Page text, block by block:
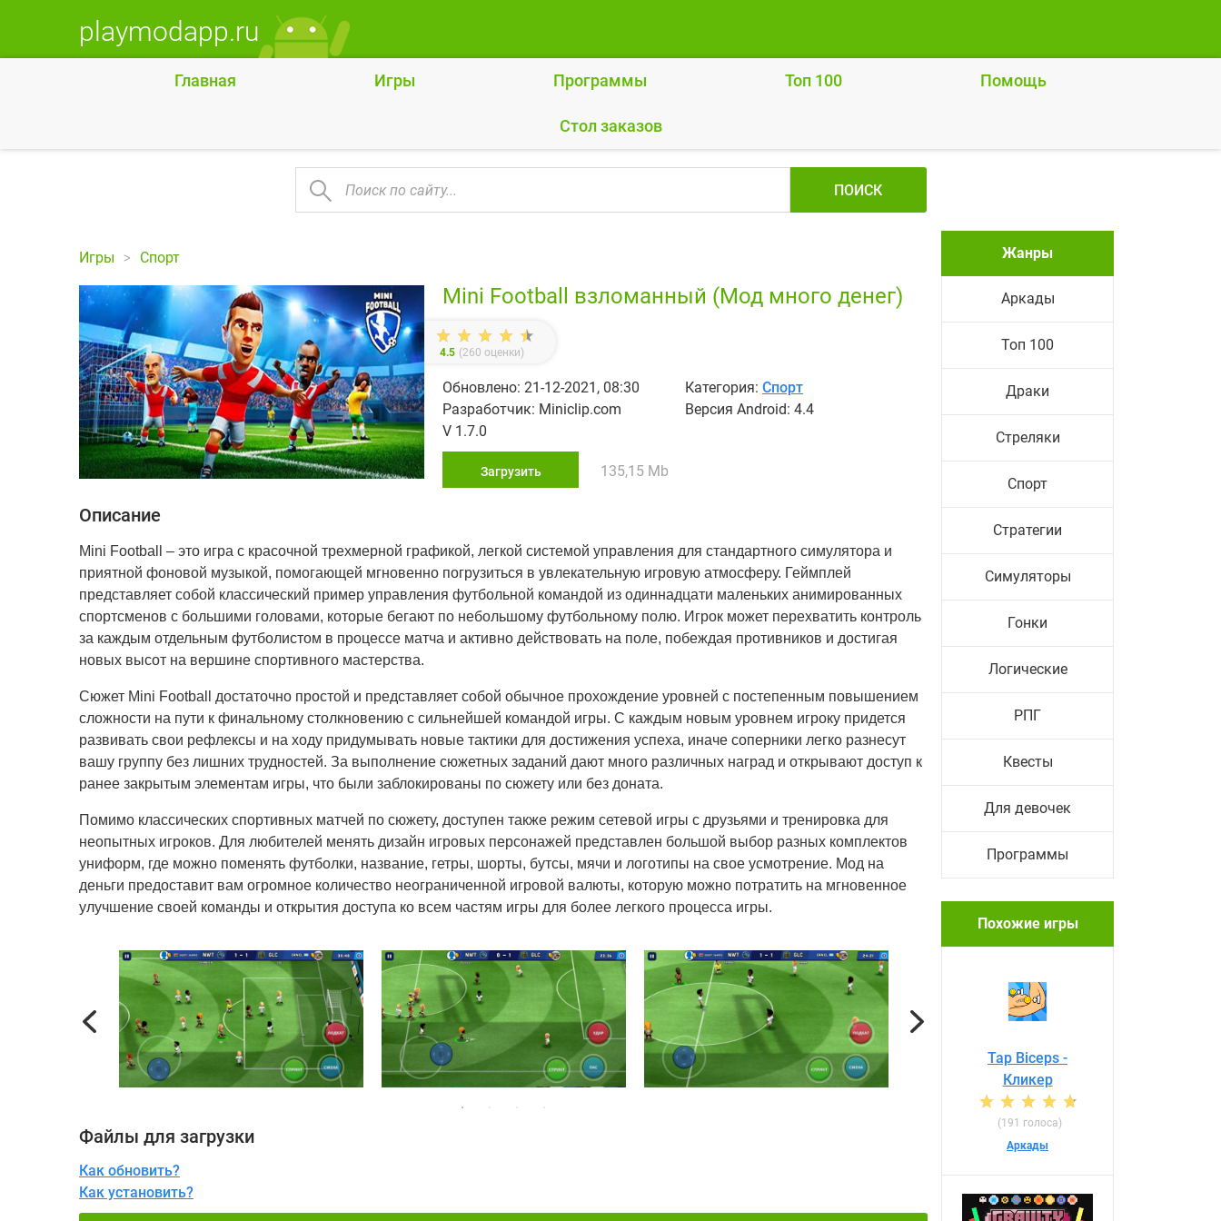
playmodapp.ru
Главная Игры Программы Топ 100 Помощь
Cтол заказов
ПОИСК
Игры Спорт
Mini Football взломанный (Мод много денег)
4.5 (260 оценки)
Обновлено: 21-12-2021, 08:30 Категория: Спорт
Разработчик: Miniclip.com
Версия Android: 4.4
V 1.7.0
Загрузить 135,15 Mb
Описание
Mini Football – это игра с красочной трехмерной графикой, легкой системой управления для стандартного симулятора и
приятной фоновой музыкой, помогающей мгновенно погрузиться в увлекательную игровую атмосферу. Геймплей
представляет собой классический пример управления футбольной командой из одиннадцати маленьких анимированных
спортсменов с большими головами, которые бегают по небольшому футбольному полю. Игрок может перехватить контроль
за каждым отдельным футболистом в процессе матча и активно действовать на поле, побеждая противников и достигая
новых высот на вершине спортивного мастерства.
Сюжет Mini Football достаточно простой и представляет собой обычное прохождение уровней с постепенным повышением
сложности на пути к финальному столкновению с сильнейшей командой игры. С каждым новым уровнем игроку придется
развивать свои рефлексы и на ходу придумывать новые тактики для достижения успеха, иначе соперники легко разнесут
вашу группу без лишних трудностей. За выполнение сюжетных заданий дают много различных наград и открывают доступ к
ранее закрытым элементам игры, что были заблокированы по сюжету или без доната.
Помимо классических спортивных матчей по сюжету, доступен также режим сетевой игры с друзьями и тренировка для
неопытных игроков. Для любителей менять дизайн игровых персонажей представлен большой выбор разных комплектов
униформ, где можно поменять футболки, название, гетры, шорты, бутсы, мячи и логотипы на свое усмотрение. Мод на
деньги предоставит вам огромное количество неограниченной игровой валюты, которую можно потратить на мгновенное
улучшение своей команды и открытия доступа ко всем частям игры для более легкого процесса игры.
Previous Next
Файлы для загрузки
Как обновить?
Как установить?
Жанры
Аркады
Топ 100
Драки
Стреляки
Спорт
Стратегии
Симуляторы
Гонки
Логические
РПГ
Квесты
Для девочек
Программы
Похожие игры
Tap Biceps -
Кликер
(191 голоса)
Аркады